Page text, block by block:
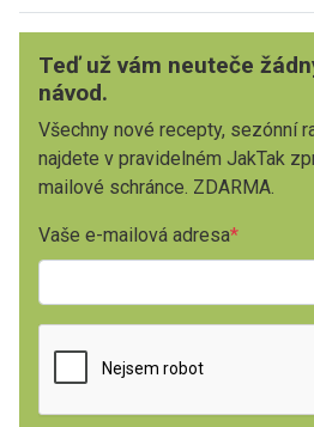
Teď už vám neuteče
návod.
Všechny nové recepty, sezónní
najdete v pravidelném JakTak
mailové schránce. ZDARMA.
Vaše e-mailová adresa